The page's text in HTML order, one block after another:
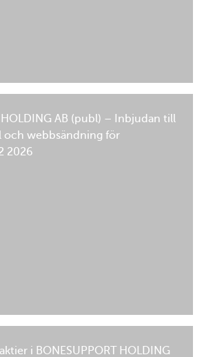
HOLDING AB (publ) – Inbjudan till
och webbsändning för
2026
i BONESUPPORT HOLDING